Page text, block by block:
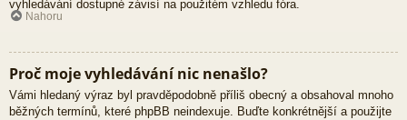
vyhledávání dostupné závisí na použitém vzhledu fóra.
Nahoru
Proč moje vyhledávání nic nenašlo?
Vámi hledaný výraz byl pravděpodobně příliš obecný a obsahoval mnoho
běžných termínů, které phpBB neindexuje. Buďte konkrétnější a použijte